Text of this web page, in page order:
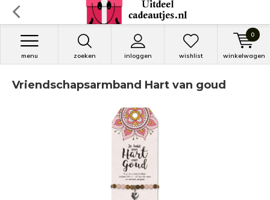
zoeken inloggen
menu wishlist winkelwagen
0
Vriendschapsarmband Hart van goud